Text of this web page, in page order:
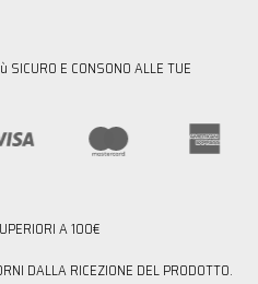
SICURO E CONSONO ALLE TUE
A 100€
DALLA RICEZIONE DEL PRODOTTO.